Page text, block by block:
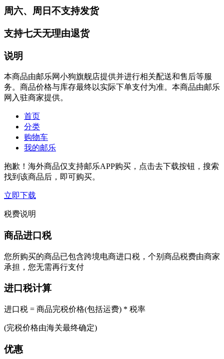
周六、周日不支持发货
支持七天无理由退货
说明
本商品由邮乐网小狗旗舰店提供并进行相关配送和售后等服
务。商品价格与库存最终以实际下单支付为准。本商品由邮乐
网入驻商家提供。
首页
分类
购物车
我的邮乐
抱歉！海外商品仅支持邮乐APP购买，点击去下载按钮，搜索
找到该商品后，即可购买。
立即下载
税费说明
商品进口税
您所购买的商品已包含跨境电商进口税，个别商品税费由商家
承担，您无需再行支付
进口税计算
进口税 = 商品完税价格(包括运费) * 税率
(完税价格由海关最终确定)
优惠